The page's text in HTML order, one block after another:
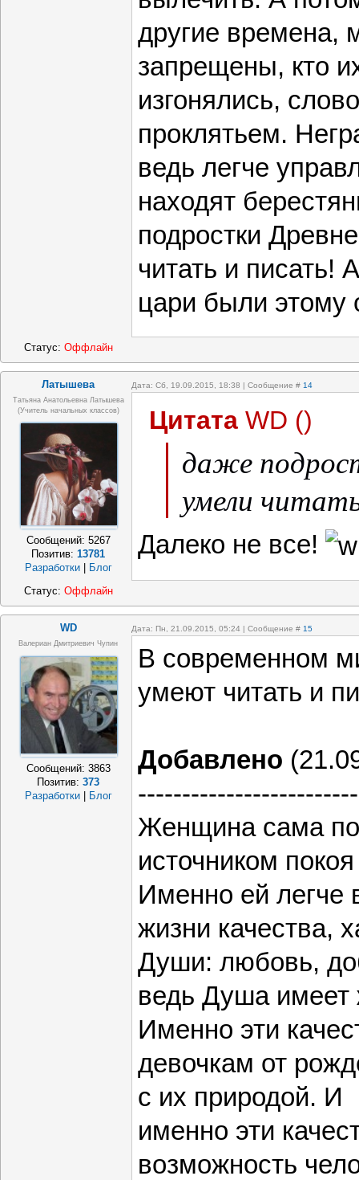
другие времена,
запрещены, кто
изгонялись,
проклятьем.
ведь легче
находят
подростки
читать и писать!
цари были этому
Статус: Оффлайн
Латышева Дата: Сб, 19.09.2015, 18:38 | Сообщение # 14
Татьяна Анатольевна Латышева
(учитель начальных классов)
Сообщений: 5267
Позитив:13781
Разработки
Блог
Цитата WD ()
даже
умели
Далеко не все!
Статус: Оффлайн
WD Дата: Пн, 21.09.2015, 05:24 | Сообщение # 15
Валериан Дмитриевич Чупин
Сообщений: 3863
Позитив:373
Разработки
Блог
В современном
умеют читать и
Добавлено
Женщина сама
источником
Именно ей легче
жизни качества,
Души: любовь,
ведь Душа имеет
Именно эти
девочкам от
с их природой. И
именно эти
возможность